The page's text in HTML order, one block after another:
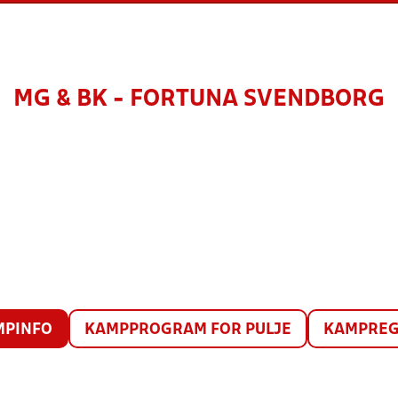
MG & BK - FORTUNA SVENDBORG
KAMPPROGRAM FOR PULJE